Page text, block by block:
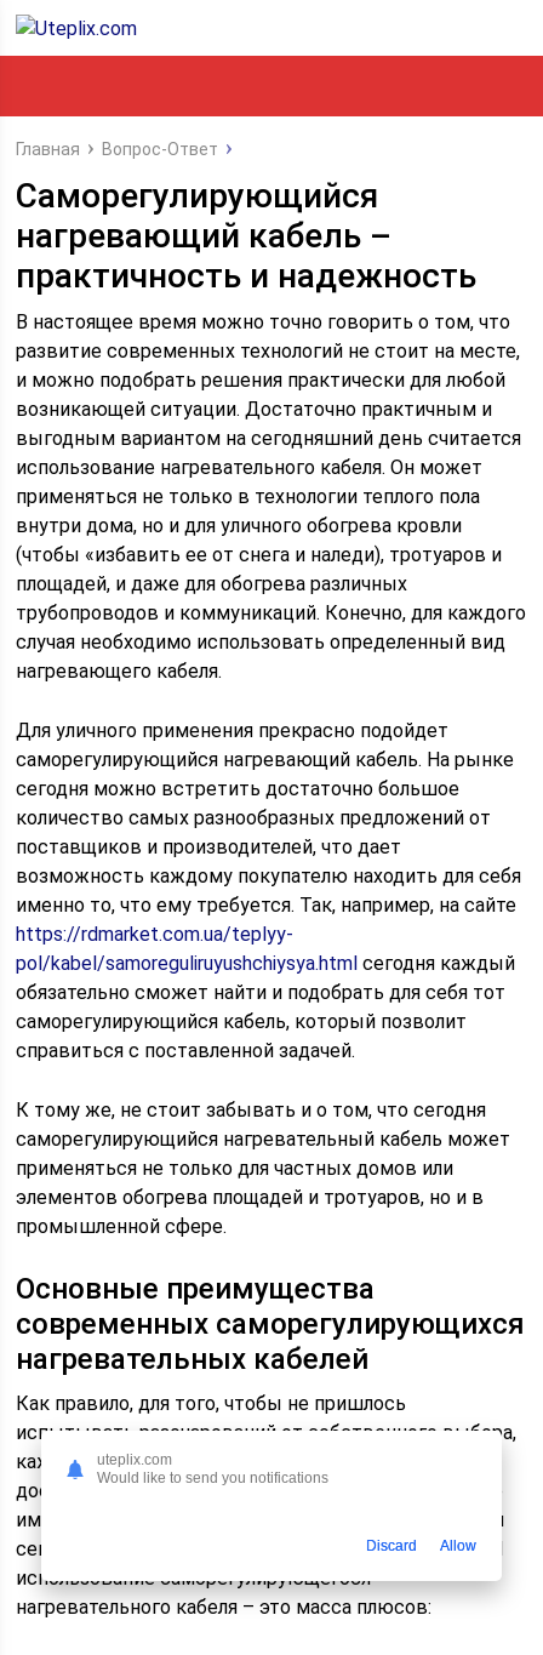
Главная Вопрос-Ответ
Саморегулирующийся
нагревающий кабель –
практичность и надежность
В настоящее время можно точно говорить о том, что
развитие современных технологий не стоит на месте,
и можно подобрать решения практически для любой
возникающей ситуации. Достаточно практичным и
выгодным вариантом на сегодняшний день считается
использование нагревательного кабеля.Он может
применяться не только в технологии теплого пола
внутри дома, но и для уличного обогрева кровли
(чтобы «избавить ее от снега и наледи), тротуаров и
площадей, и даже для обогрева различных
трубопроводов и коммуникаций. Конечно, для каждого
случая необходимо использовать определенный вид
нагревающего кабеля.
Для уличного применения прекрасно подойдет
саморегулирующийся нагревающий кабель. На рынке
сегодня можно встретить достаточно большое
количество самых разнообразных предложений от
поставщиков и производителей, что дает
возможность каждому покупателю находить для себя
именно то, что ему требуется. Так, например, на сайте
https://rdmarket.com.ua/teplyy-
pol/kabel/samoreguliruyushchiysya.html сегодня каждый
обязательно сможет найти и подобрать для себя тот
саморегулирующийся кабель, который позволит
справиться с поставленной задачей.
К тому же, не стоит забывать и о том, что сегодня
саморегулирующийся нагревательный кабель может
применяться не только для частных домов или
элементов обогрева площадей и тротуаров, но и в
промышленной сфере.
Основные преимущества
современных саморегулирующихся
нагревательных кабелей
Как правило, для того, чтобы не пришлось
испытывать разочарований от собственного выбора,
каждому потребителю необходимо заранее и
достаточно внимательно ознакомиться с тем, какие
именно достоинства и положительные особенности
сегодня могут представлять то или иное решение. И
использование саморегулирующегося
нагревательного кабеля – это масса плюсов:
uteplix.com
Would like to send you notifications
Discard Allow